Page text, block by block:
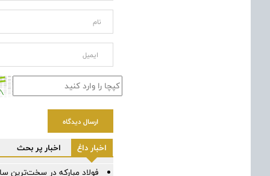
ارسال دیدگاه
اخبار داغ اخبار پر بحث